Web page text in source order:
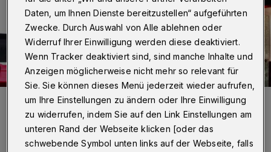
Das Logo des „Chapters“.
Foto: Mikko Schümmelfeder
Daten, um Ihnen Dienste bereitzustellen“ aufgeführten
Zwecke. Durch Auswahl von Alle ablehnen oder
Widerruf Ihrer Einwilligung werden diese deaktiviert.
Wenn Tracker deaktiviert sind, sind manche Inhalte und
Anzeigen möglicherweise nicht mehr so relevant für
Sie. Sie können dieses Menü jederzeit wieder aufrufen,
um Ihre Einstellungen zu ändern oder Ihre Einwilligung
zu widerrufen, indem Sie auf den Link Einstellungen am
unteren Rand der Webseite klicken [oder das
schwebende Symbol unten links auf der Webseite, falls